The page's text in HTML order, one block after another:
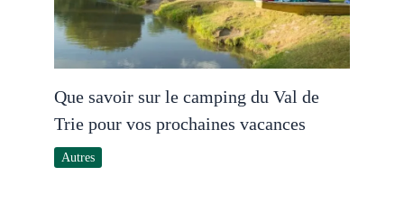
Que savoir sur le camping du Val de
Trie pour vos prochaines vacances
Autres